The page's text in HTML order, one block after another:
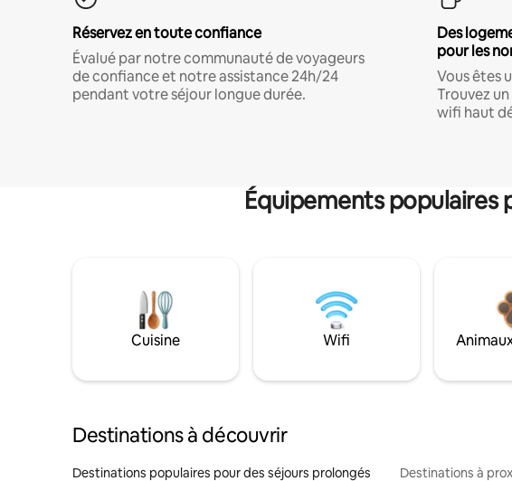
Réservez en toute confiance
Évalué par notre communauté de voyageurs
de confiance et notre assistance 24h/24
pendant votre séjour longue durée.
Des
pour les
Vous êtes
Trouvez
wifi haut
Équipements populaires
Cuisine Wifi
Destinations à découvrir
Destinations populaires pour des séjours prolongés Destinations à